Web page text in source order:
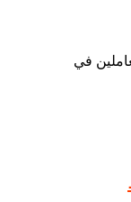
في